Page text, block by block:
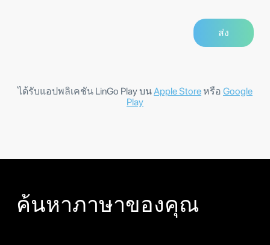
ได้รับแอปพลิเคชัน LinGo Play บนApple Store หรือ Google
Play
ค้นหาภาษาของคุณ